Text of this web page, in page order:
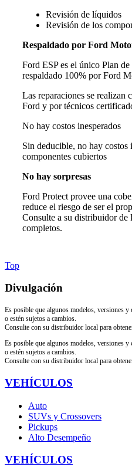
Revisión de líquidos
Revisión de los
Respaldado por Ford
Ford ESP es el único Plan
respaldado 100% por Ford
Las reparaciones se realizan
Ford y por técnicos
No hay costos inesperados
Sin deducible, no hay costos
componentes cubiertos
No hay sorpresas
Ford Protect provee una
reduce el riesgo de ser el
Consulte a su distribuidor de
completos.
Top
Divulgación
Es posible que algunos modelos, versiones y
o estén sujetos a cambios.
Consulte con su distribuidor local para
Es posible que algunos modelos, versiones y
o estén sujetos a cambios.
Consulte con su distribuidor local para
VEHÍCULOS
Auto
SUVs y Crossovers
Pickups
Alto Desempeño
VEHÍCULOS